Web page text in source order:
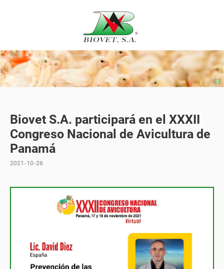
Biovet S.A. participará en el XXXII
Congreso Nacional de Avicultura de
Panamá
2021-10-26